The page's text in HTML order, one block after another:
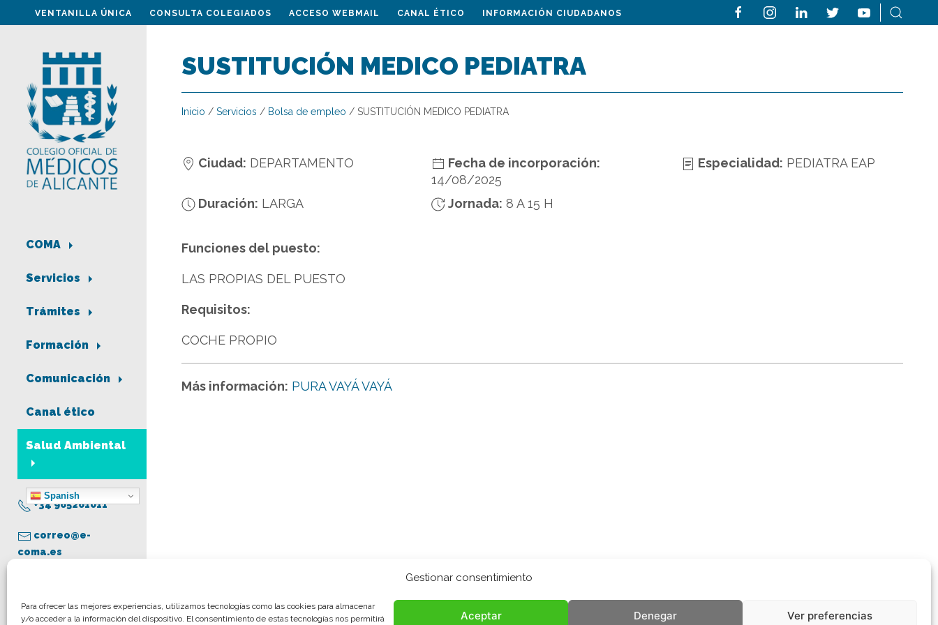
Gestionar consentimiento
Para ofrecer las mejores experiencias, utilizamos tecnologías como las cookies para almacenar
y/o acceder a la información del dispositivo. El consentimiento de estas tecnologías nos permitirá
Aceptar Denegar Ver preferencias
VENTANILLA ÚNICA CONSULTA COLEGIADOS ACCESO WEBMAIL CANAL ÉTICO INFORMACIÓN CIUDADANOS
COMA
Servicios
Trámites
Formación
Comunicación
Canal ético
Salud Ambiental
Spanish
+34 965261011
correo@e-
coma.es
Aviso legal
SUSTITUCIÓN MEDICO PEDIATRA
Inicio / Servicios / Bolsa de empleo / SUSTITUCIÓN MEDICO PEDIATRA
Ciudad: DEPARTAMENTO
Fecha de incorporación:
14/08/2025
Especialidad: PEDIATRA EAP
Duración: LARGA Jornada: 8 A 15 H
Funciones del puesto:
LAS PROPIAS DEL PUESTO
Requisitos:
COCHE PROPIO
Más información: PURA VAYÁ VAYÁ